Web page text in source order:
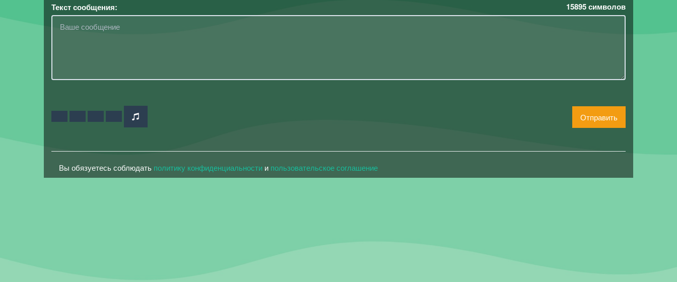
Текст сообщения: 15895символов
Отправить
Вы обязуетесь соблюдать политику конфиденциальности и пользовательское соглашение